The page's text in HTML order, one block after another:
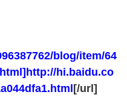
blog/item/64
hi.baidu.co
[/url]